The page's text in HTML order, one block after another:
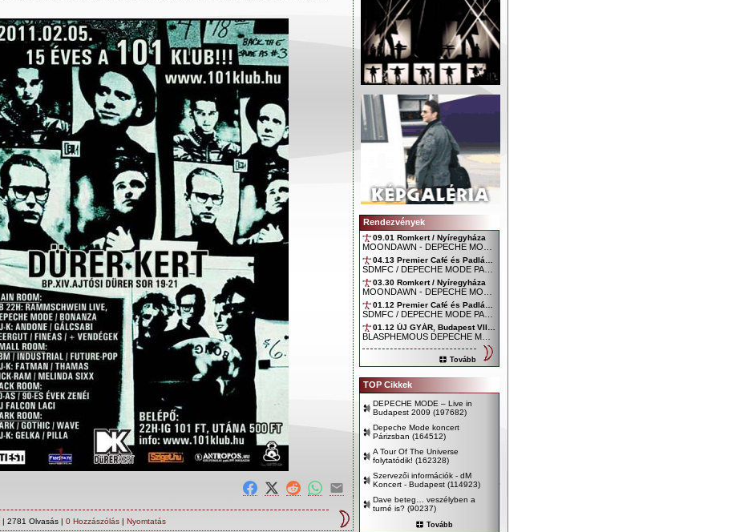
| 2781 Olvasás | 0 Hozzászólás | Nyomtatás
Rendezvények
09.01 Romkert / Nyíregyháza
03.30 Romkert / Nyíregyháza
Tovább
TOP Cikkek
DEPECHE MODE – Live in
Budapest 2009 (197682)
Depeche Mode koncert
Párizsban (164512)
A Tour Of The Universe
folytatódik! (162328)
Szervezői információk - dM
Koncert - Budapest (114923)
Dave beteg… veszélyben a
turné is? (90237)
Tovább